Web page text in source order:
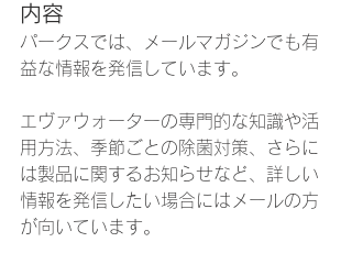
内容
パークスでは、メールマガジンでも有
益な情報を発信しています。
エヴァウォーターの専門的な知識や活
用方法、季節ごとの除菌対策、さらに
は製品に関するお知らせなど、詳しい
情報を発信したい場合にはメールの方
が向いています。